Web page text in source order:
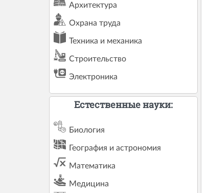
Архитектура
Охрана труда
Техника и механика
Строительство
Электроника
Естественные науки:
Биология
География и астрономия
Математика
Медицина